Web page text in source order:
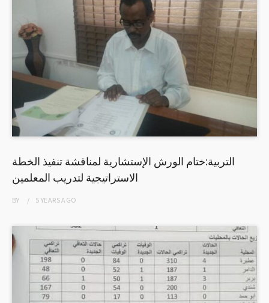
التربية:ختام الورش الإستشارية لمناقشة تنفيذ الخطة
الاستراتيجية لتدريب المعلمين
BY 5 YEARSAGO